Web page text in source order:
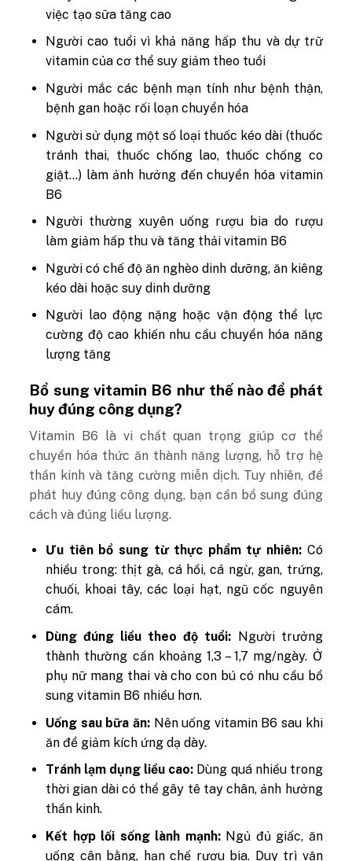
việc tạo sữa tăng cao
Người cao tuổi vì khả năng hấp thu và dự trữ
vitamin của cơ thể suy giảm theo tuổi
Người mắc các bệnh mạn tính như bệnh thận,
bệnh gan hoặc rối loạn chuyển hóa
Người sử dụng một số loại thuốc kéo dài (thuốc
tránh thai, thuốc chống lao, thuốc chống co
giật…) làm ảnh hưởng đến chuyển hóa vitamin
B6
Người thường xuyên uống rượu bia do rượu
làm giảm hấp thu và tăng thải vitamin B6
Người có chế độ ăn nghèo dinh dưỡng, ăn kiêng
kéo dài hoặc suy dinh dưỡng
Người lao động nặng hoặc vận động thể lực
cường độ cao khiến nhu cầu chuyển hóa năng
lượng tăng
Bổ sung vitamin B6 như thế nào để phát
huy đúng công dụng?
Vitamin B6 là vi chất quan trọng giúp cơ thể
chuyển hóa thức ăn thành năng lượng, hỗ trợ hệ
thần kinh và tăng cường miễn dịch. Tuy nhiên, để
phát huy đúng công dụng, bạn cần bổ sung đúng
cách và đúng liều lượng.
Ưu tiên bổ sung từ thực phẩm tự nhiên: Có
nhiều trong: thịt gà, cá hồi, cá ngừ, gan, trứng,
chuối, khoai tây, các loại hạt, ngũ cốc nguyên
cám.
Dùng đúng liều theo độ tuổi: Người trưởng
thành thường cần khoảng 1,3 – 1,7 mg/ngày. Ở
phụ nữ mang thai và cho con bú có nhu cầu bổ
sung vitamin B6 nhiều hơn.
Uống sau bữa ăn: Nên uống vitamin B6 sau khi
ăn để giảm kích ứng dạ dày.
Tránh lạm dụng liều cao: Dùng quá nhiều trong
thời gian dài có thể gây tê tay chân, ảnh hưởng
thần kinh.
Kết hợp lối sống lành mạnh: Ngủ đủ giấc, ăn
uống cân bằng, hạn chế rượu bia. Duy trì vận